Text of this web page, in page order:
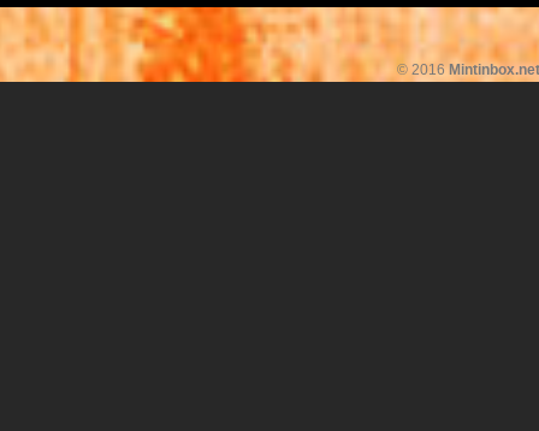
© 2016 Mintinbox.net